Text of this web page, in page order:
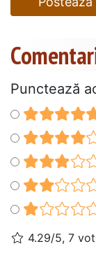
Punctează
4.29/5, 7